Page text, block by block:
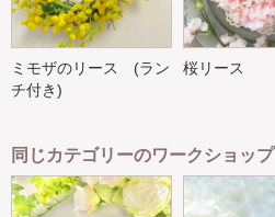
ミモザのリース (ラン
チ付き)
桜リース
同じカテゴリーのワークショップ